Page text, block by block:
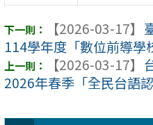
【2026-03-17】
114學年度「數位前導學
【2026-03-17】
2026年春季「全民台語